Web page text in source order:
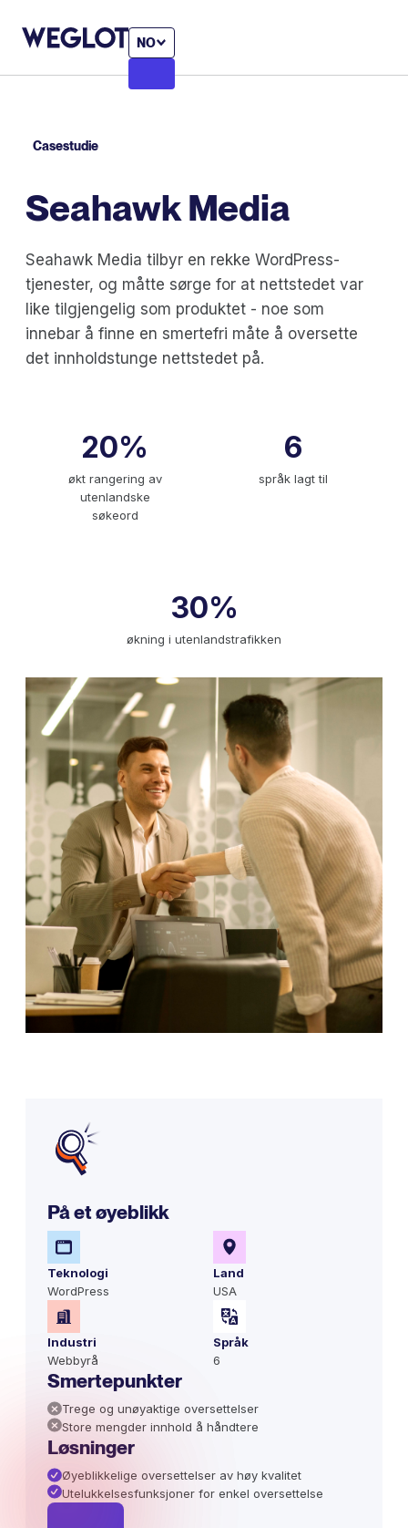
NO
Casestudie
Seahawk Media
Seahawk Media tilbyr en rekke WordPress-
tjenester, og måtte sørge for at nettstedet var
like tilgjengelig som produktet - noe som
innebar å finne en smertefri måte å oversette
det innholdstunge nettstedet på.
20%
økt rangering av
utenlandske
søkeord
6
språk lagt til
30%
økning i utenlandstrafikken
På et øyeblikk
Teknologi
WordPress
Land
USA
Industri
Webbyrå
Språk
6
Smertepunkter
Trege og unøyaktige oversettelser
Store mengder innhold å håndtere
Løsninger
Øyeblikkelige oversettelser av høy kvalitet
Utelukkelsesfunksjoner for enkel oversettelse